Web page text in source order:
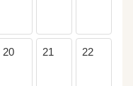
20 21 22